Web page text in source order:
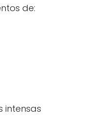
de:
intensas